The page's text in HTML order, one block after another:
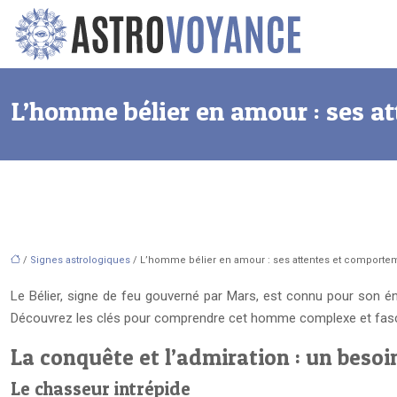
L’homme bélier en amour : ses
/ Signes astrologiques / L’homme bélier en amour : ses attentes et
Le Bélier, signe de feu gouverné par Mars, est connu pour son
Découvrez les clés pour comprendre cet homme complexe et
La conquête et l’admiration : un
Le chasseur intrépide